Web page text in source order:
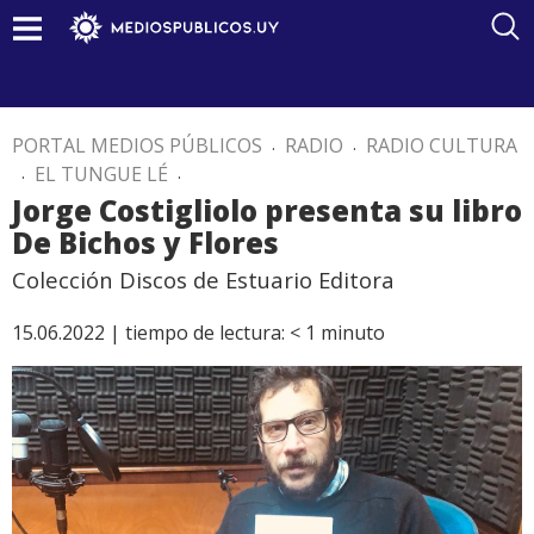
PORTAL MEDIOS PÚBLICOS . RADIO . RADIO CULTURA
. EL TUNGUE LÉ .
Jorge Costigliolo presenta su libro
De Bichos y Flores
Colección Discos de Estuario Editora
15.06.2022 | tiempo de lectura: < 1 minuto